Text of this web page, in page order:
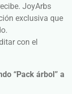
JoyArbs
exclusiva que
con el
“Pack árbol” a